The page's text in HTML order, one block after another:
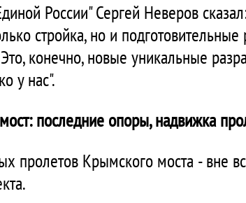
России" Сергей Неверов
стройка, но и
конечно, новые уникальные
у нас".
последние опоры, надвижка
пролетов Крымского моста - вне